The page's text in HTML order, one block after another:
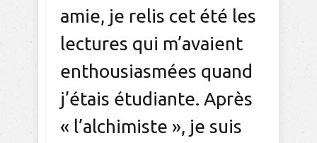
amie, je relis cet été les
lectures qui m’avaient
enthousiasmées quand
j’étais étudiante. Après
« l’alchimiste », je suis